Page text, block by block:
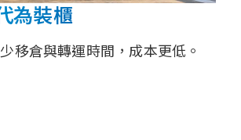
為裝櫃
移倉與轉運時間，成本更低。